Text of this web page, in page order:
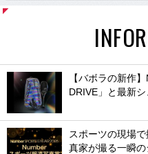
【バボラの新作
DRIVE」と最新
スポーツの現場
真家が撮る一瞬